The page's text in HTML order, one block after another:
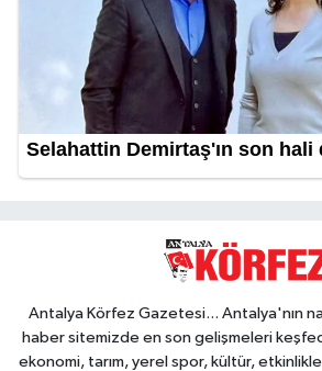
Antalya Körfez Gazetesi... Antalya'nın
haber sitemizde en son gelişmeleri
ekonomi, tarım, yerel spor, kültür,